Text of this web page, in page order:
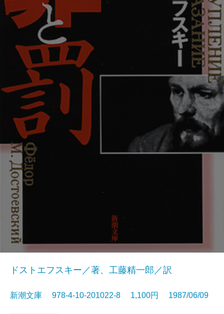
ドストエフスキー／著、工藤精一郎／訳
新潮文庫 978-4-10-201022-8 1,100円 1987/06/09